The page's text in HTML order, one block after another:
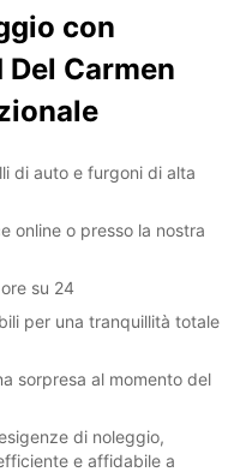
con
Carmen
di auto e furgoni di alta
online o presso la nostra
su 24
per una tranquillità totale
sorpresa al momento del
di noleggio,
e affidabile a